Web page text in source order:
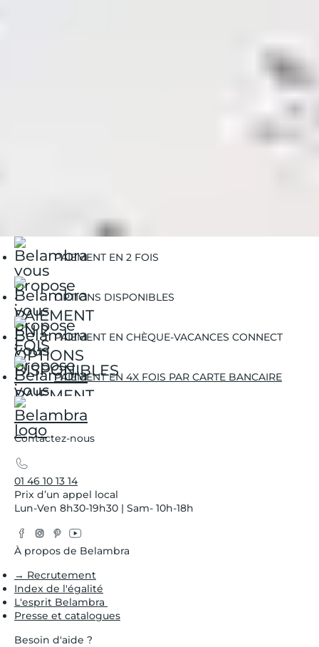
ambiance discothèque, activités au départ ou au sein
Partez en club entre amis
PAIEMENT EN 2 FOIS
OPTIONS DISPONIBLES
PAIEMENT EN CHÈQUE-VACANCES CONNECT
PAIEMENT EN 4X FOIS PAR CARTE BANCAIRE
Contactez-nous
01 46 10 13 14
Prix d’un appel local
Lun-Ven 8h30-19h30 | Sam- 10h-18h
Facebook
Instagram
Pinterest
YouTube
À propos de Belambra
→ Recrutement
Index de l'égalité
L'esprit Belambra
Presse et catalogues
Besoin d'aide ?